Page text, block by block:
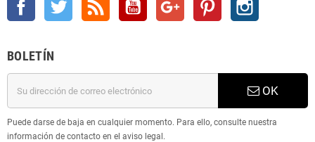
BOLETÍN
OK
Puede darse de baja en cualquier momento. Para ello, consulte nuestra
información de contacto en el aviso legal.